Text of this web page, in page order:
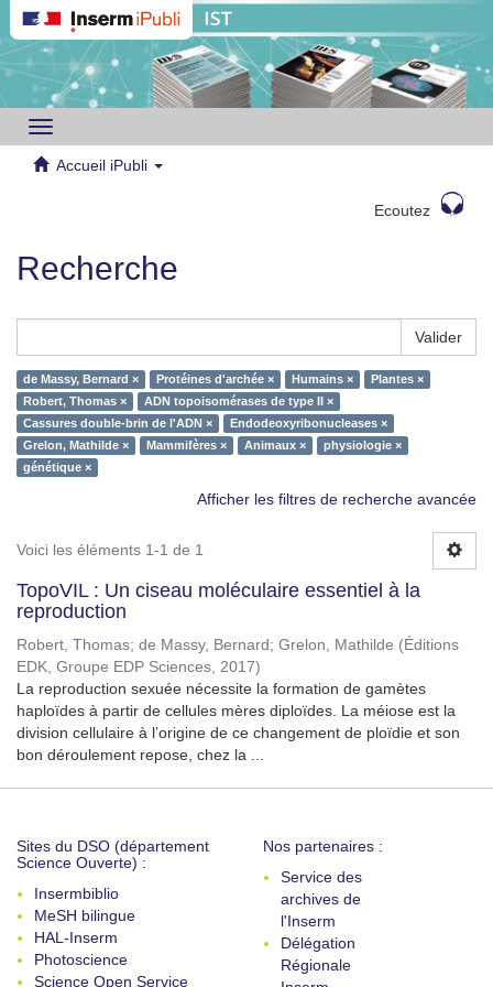
Toggle
navigation
Accueil iPubli
Ecoutez
Recherche
Valider
de Massy, Bernard × Protéines d'archée × Humains ×
Plantes ×
Robert, Thomas ×
ADN topoisomérases de type II ×
Cassures double-brin de l'ADN ×
Endodeoxyribonucleases ×
Grelon, Mathilde ×
Mammifères × Animaux ×
physiologie ×
génétique ×
Afficher les filtres de recherche avancée
Voici les éléments 1-1 de 1
TopoVIL : Un ciseau moléculaire essentiel à la
reproduction
Robert, Thomas; de Massy, Bernard ; Grelon, Mathilde (Éditions
EDK, Groupe EDP Sciences, 2017)
La reproduction sexuée nécessite la formation de gamètes
haploïdes à partir de cellules mères diploïdes. La méiose est la
division cellulaire à l’origine de ce changement de ploïdie et son
bon déroulement repose, chez la ...
Sites du DSO (département
Science Ouverte) :
Insermbiblio
MeSH bilingue
HAL-Inserm
Photoscience
Science Open Service
Nos partenaires :
Service des
archives de
l'Inserm
Délégation
Régionale